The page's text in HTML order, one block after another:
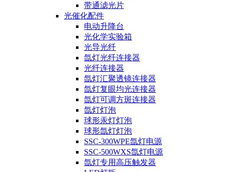
带通滤光片
光催化配件
电动升降台
光化学实验箱
光导光纤
氙灯光纤连接器
光纤连接器
氙灯汇聚透镜连接器
氙灯复眼均光连接器
氙灯可调方斑连接器
氙灯灯泡
球形汞灯灯泡
球形氙灯灯泡
SSC-300WPE氙灯电源
SSC-500WXS氙灯电源
氙灯专用高压触发器